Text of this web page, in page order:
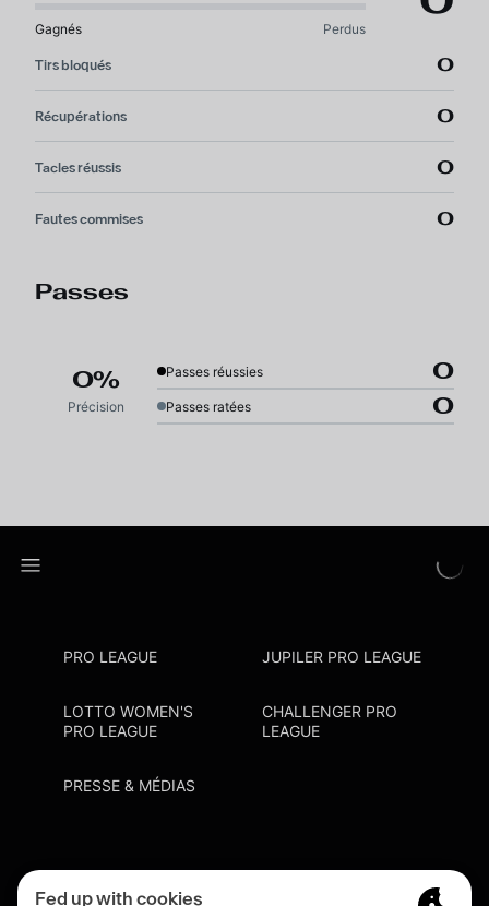
Gagnés Perdus
Tirs bloqués 0
Récupérations 0
Tacles réussis 0
Fautes commises 0
Passes
0%
Précision
Passes réussies 0
Passes ratées 0
PRO LEAGUE JUPILER PRO LEAGUE
LOTTO WOMEN'S
PRO LEAGUE
CHALLENGER PRO
LEAGUE
PRESSE & MÉDIAS